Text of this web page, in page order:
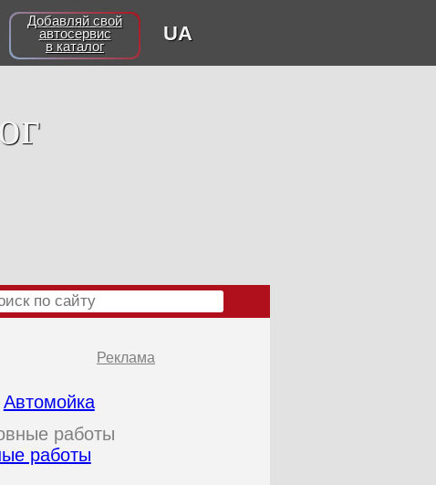
Добавляй свой
автосервис
в каталог
UA
Реклама
Автомойка
работы